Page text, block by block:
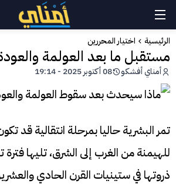
الرئيسية اختيار المحررين
مستقبل ما بعد العولمة والعودة
أمناي أفشكو 08 أكتوبر 2025 - 19:14
تمر البشرية حاليا بمرحلة انتقالية قد تكون
للهيمنة من الغرب إلى الشرق، تليها فترة
ذروتها في ستينيات القرن الحادي